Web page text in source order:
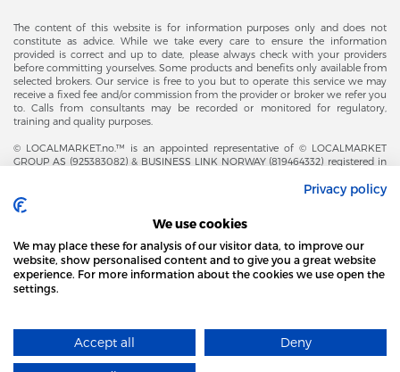
The content of this website is for information purposes only and does not
constitute as advice. While we take every care to ensure the information
provided is correct and up to date, please always check with your providers
before committing yourselves. Some products and benefits only available from
selected brokers. Our service is free to you but to operate this service we may
receive a fixed fee and/or commission from the provider or broker we refer you
to. Calls from consultants may be recorded or monitored for regulatory,
training and quality purposes.
© LOCALMARKET.no.™ is an appointed representative of © LOCALMARKET
GROUP AS (925383082) & BUSINESS LINK NORWAY (819464332) registered in
Brønnøysundregistrene. Financial & Insurance Services and Markets Authority,
and subject to limited regulation by the Financial Conduct Authority. Head
Office Adresse: Karenslyst Alle 4, 0278 Oslo – Skøyen. Post Adresse: Postboks
358, 0213 Oslo, Norway. Email Contact: post@localmarket.no. Office Contact: +
47 23 89 88 63 © Copyright 2016-2026 The LOCALMARKET GROUP ™.
DODATKOWO OD ZESPOŁU LOCALMARKET |
STRONA LOCAL MARKET WYKORZYSTUJE PLIKI
DOWIEDZ SIĘ WIĘCEJ
Privacy policy
We use cookies
We may place these for analysis of our visitor data, to improve our
website, show personalised content and to give you a great website
experience. For more information about the cookies we use open the
settings.
Accept all Deny